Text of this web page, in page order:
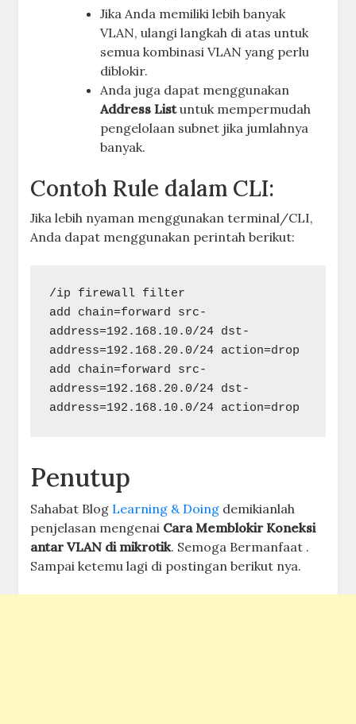
Jika Anda memiliki lebih banyak
VLAN, ulangi langkah di atas untuk
semua kombinasi VLAN yang perlu
diblokir.
Anda juga dapat menggunakan
Address Listuntuk mempermudah
pengelolaan subnet jika jumlahnya
banyak.
Contoh Rule dalam CLI:
Jika lebih nyaman menggunakan terminal/CLI,
Anda dapat menggunakan perintah berikut:
/ip firewall filter
add chain=forward src-
address=192.168.10.0/24 dst-
address=192.168.20.0/24 action=drop
add chain=forward src-
address=192.168.20.0/24 dst-
address=192.168.10.0/24 action=drop
Penutup
Sahabat Blog Learning & Doing demikianlah
penjelasan mengenai Cara Memblokir Koneksi
antar VLAN di mikrotik. Semoga Bermanfaat .
Sampai ketemu lagi di postingan berikut nya.